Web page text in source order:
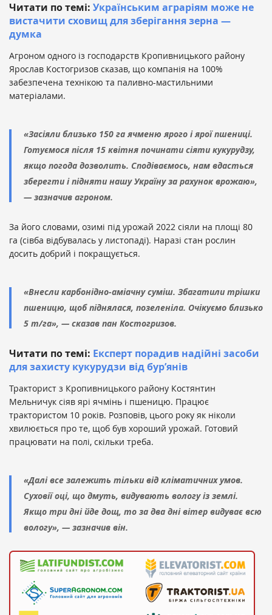
Читати по темі: Українським аграріям може не
вистачити сховищ для зберігання зерна —
думка
Агроном одного із господарств Кропивницького району
Ярослав Костогризов сказав, що компанія на 100%
забезпечена технікою та паливно-мастильними
матеріалами.
«Засіяли близько 150 га ячменю ярого і ярої пшениці.
Готуємося після 15 квітня починати сіяти кукурудзу,
якщо погода дозволить. Сподіваємось, нам вдасться
зберегти і підняти нашу Україну за рахунок врожаю»,
— зазначив агроном.
За його словами, озимі під урожай 2022 сіяли на площі 80
га (сівба відбувалась у листопаді). Наразі стан рослин
досить добрий і покращується.
«Внесли карбонідно-аміачну суміш. Збагатили трішки
пшеницю, щоб піднялася, позеленіла. Очікуємо близько
5 т/га», — сказав пан Костогризов.
Читати по темі: Експерт порадив надійні засоби
для захисту кукурудзи від бур’янів
Тракторист з Кропивницького району Костянтин
Мельничук сіяв ярі ячмінь і пшеницю. Працює
трактористом 10 років. Розповів, цього року як ніколи
хвилюється про те, щоб був хороший урожай. Готовий
працювати на полі, скільки треба.
«Далі все залежить тільки від кліматичних умов.
Суховії оці, що дмуть, видувають вологу із землі.
Якщо три дні йде дощ, то за два дні вітер видуває всю
вологу», — зазначив він.